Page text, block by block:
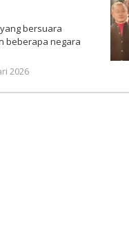
bersuara
beberapa negara
2026
Susanto